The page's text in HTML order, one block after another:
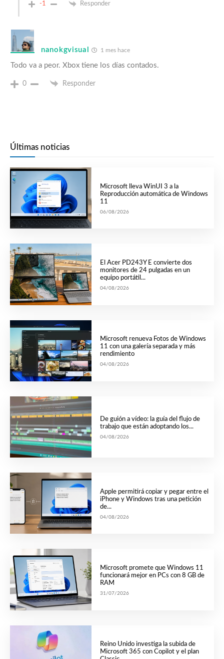
-1 Responder
nanokgvisual 1 mes hace
Todo va a peor. Xbox tiene los días contados.
0 Responder
Últimas noticias
Microsoft lleva WinUI 3 a la
Reproducción automática de Windows
11
06/08/2026
El Acer PD243Y E convierte dos
monitores de 24 pulgadas en un
equipo portátil...
04/08/2026
Microsoft renueva Fotos de Windows
11 con una galería separada y más
rendimiento
04/08/2026
De guión a vídeo: la guía del flujo de
trabajo que están adoptando los...
04/08/2026
Apple permitirá copiar y pegar entre el
iPhone y Windows tras una petición
de...
04/08/2026
Microsoft promete que Windows 11
funcionará mejor en PCs con 8 GB de
RAM
31/07/2026
Reino Unido investiga la subida de
Microsoft 365 con Copilot y el plan